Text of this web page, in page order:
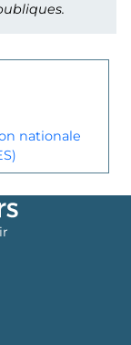
nationale